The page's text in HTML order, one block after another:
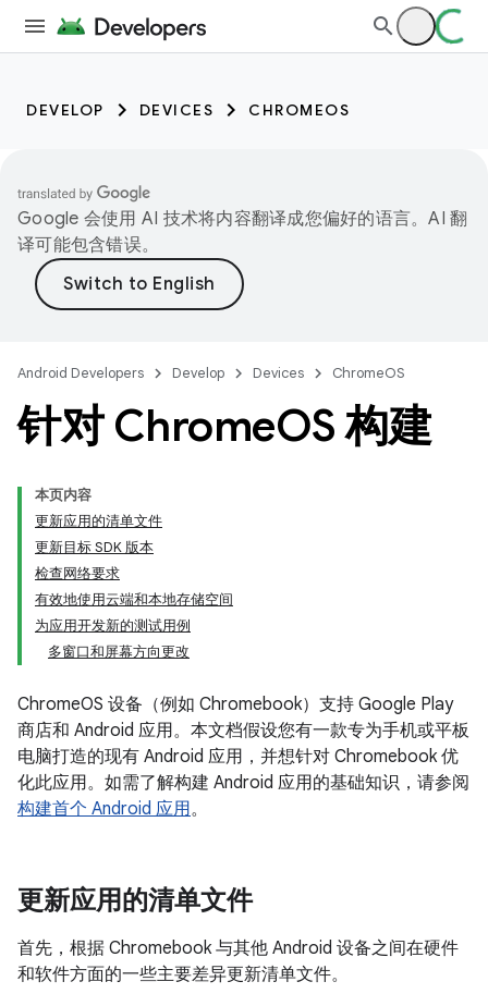
DEVELOP DEVICES CHROMEOS
Google 会使用 AI 技术将内容翻译成您偏好的语言。AI 翻
译可能包含错误。
Android Developers Develop Devices ChromeOS
针对 ChromeOS 构建
本页内容
更新应用的清单文件
更新目标 SDK 版本
检查网络要求
有效地使用云端和本地存储空间
为应用开发新的测试用例
多窗口和屏幕方向更改
ChromeOS 设备（例如 Chromebook）支持 Google Play
商店和 Android 应用。本文档假设您有一款专为手机或平板
电脑打造的现有 Android 应用，并想针对 Chromebook 优
化此应用。如需了解构建 Android 应用的基础知识，请参阅
构建首个 Android 应用。
更新应用的清单文件
首先，根据 Chromebook 与其他 Android 设备之间在硬件
和软件方面的一些主要差异更新清单文件。